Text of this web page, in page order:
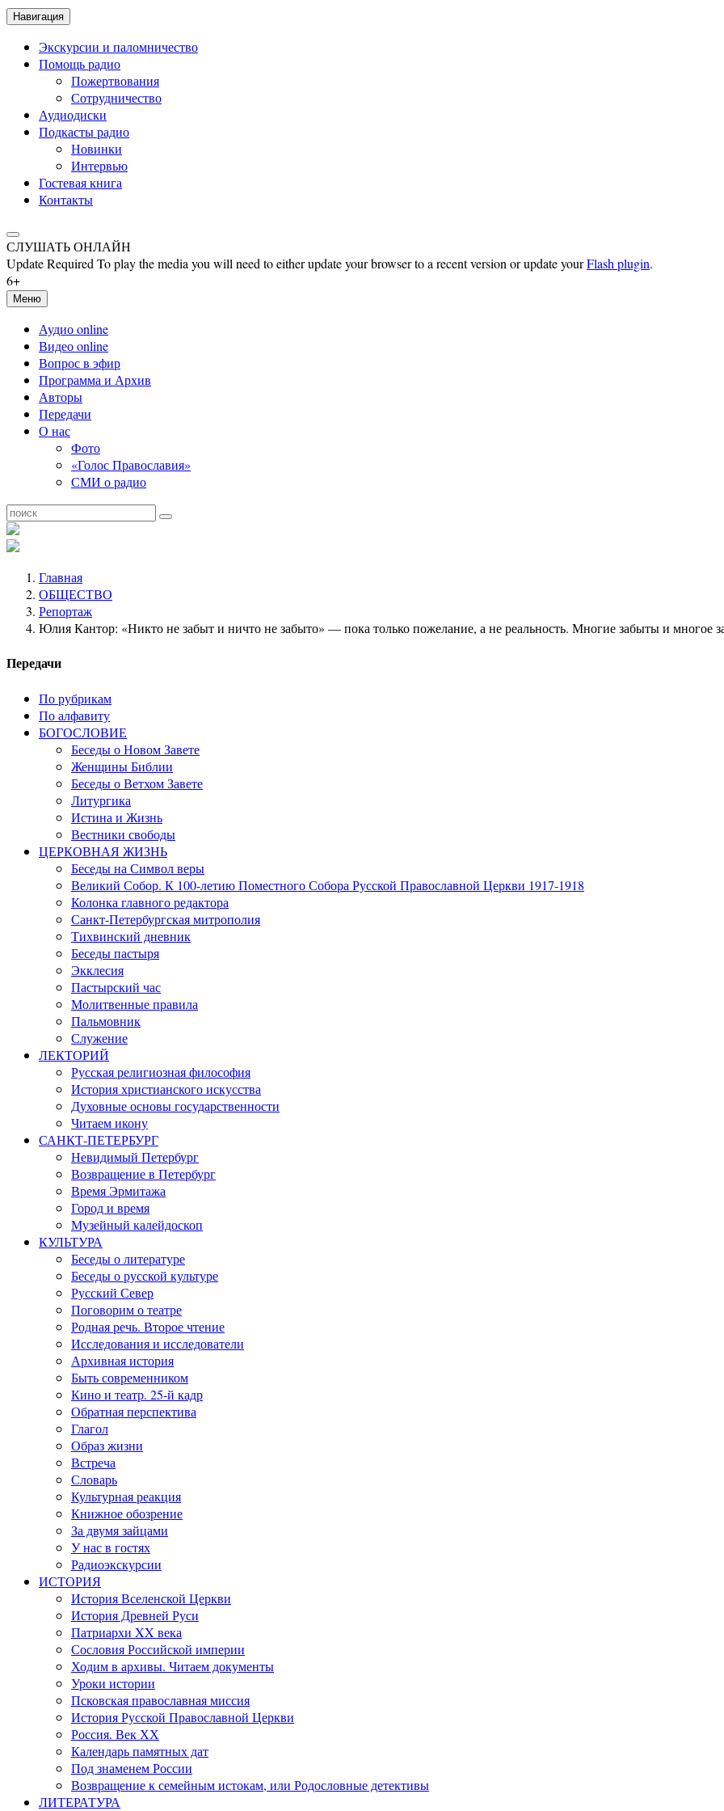
Навигация
Экскурсии и паломничество
Помощь радио
Пожертвования
Сотрудничество
Аудиодиски
Подкасты радио
Новинки
Интервью
Гостевая книга
Контакты
СЛУШАТЬ ОНЛАЙН
Update Required To play the media you will need to either update your browser to a recent version or update yourFlash plugin.
6+
Меню
Аудио online
Видео online
Вопрос в эфир
Программа и Архив
Авторы
Передачи
О нас
Фото
«Голос Православия»
СМИ о радио
Главная
ОБЩЕСТВО
Репортаж
Юлия Кантор: «Никто не забыт и ничто не забыто» — пока только пожелание, а не реальность. Многие забыты и многое
Передачи
По рубрикам
По алфавиту
БОГОСЛОВИЕ
Беседы о Новом Завете
Женщины Библии
Беседы о Ветхом Завете
Литургика
Истина и Жизнь
Вестники свободы
ЦЕРКОВНАЯ ЖИЗНЬ
Беседы на Символ веры
Великий Собор. К 100-летию Поместного Собора Русской Православной Церкви 1917-1918
Колонка главного редактора
Санкт-Петербургская митрополия
Тихвинский дневник
Беседы пастыря
Экклесия
Пастырский час
Молитвенные правила
Пальмовник
Служение
ЛЕКТОРИЙ
Русская религиозная философия
История христианского искусства
Духовные основы государственности
Читаем икону
САНКТ-ПЕТЕРБУРГ
Невидимый Петербург
Возвращение в Петербург
Время Эрмитажа
Город и время
Музейный калейдоскоп
КУЛЬТУРА
Беседы о литературе
Беседы о русской культуре
Русский Север
Поговорим о театре
Родная речь. Второе чтение
Исследования и исследователи
Архивная история
Быть современником
Кино и театр. 25-й кадр
Обратная перспектива
Глагол
Образ жизни
Встреча
Словарь
Культурная реакция
Книжное обозрение
За двумя зайцами
У нас в гостях
Радиоэкскурсии
ИСТОРИЯ
История Вселенской Церкви
История Древней Руси
Патриархи XX века
Сословия Российской империи
Ходим в архивы. Читаем документы
Уроки истории
Псковская православная миссия
История Русской Православной Церкви
Россия. Век ХХ
Календарь памятных дат
Под знаменем России
Возвращение к семейным истокам, или Родословные детективы
ЛИТЕРАТУРА